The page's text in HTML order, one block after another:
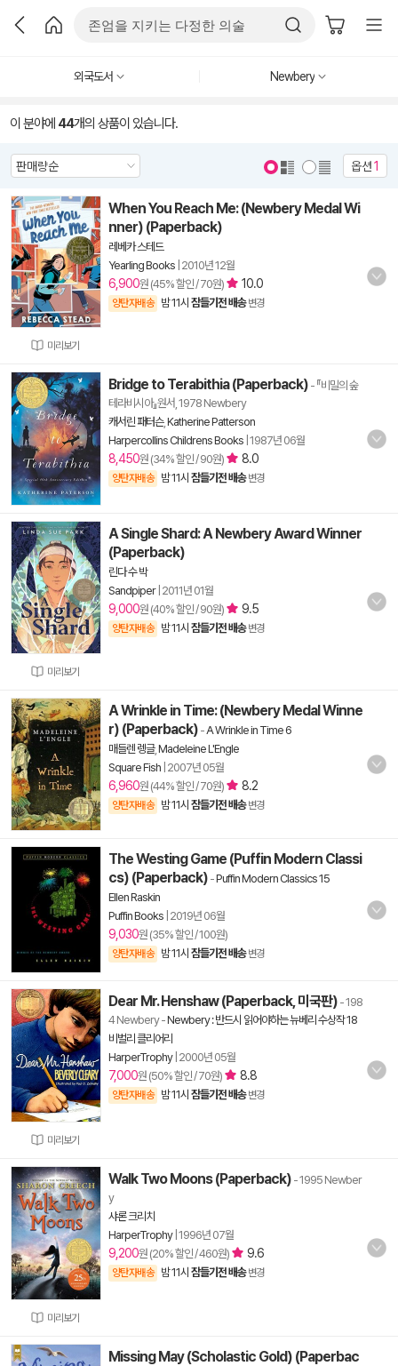
외국도서 Newbery
이 분야에 44개의 상품이 있습니다.
옵션1
미리보기
When You Reach Me: (Newbery Medal Wi
nner) (Paperback)
레베카 스테드
Yearling Books 2010년 12월
6,900원 (45% 할인 / 70원) 10.0
양탄자배송 밤 11시 잠들기전 배송 변경
Bridge to Terabithia (Paperback) - 『비밀의 숲
테라비시아』원서, 1978 Newbery
캐서린 패터슨, Katherine Patterson
Harpercollins Childrens Books 1987년 06월
8,450원 (34% 할인 / 90원) 8.0
양탄자배송 밤 11시 잠들기전 배송 변경
미리보기
A Single Shard: A Newbery Award Winner
(Paperback)
린다 수 박
Sandpiper| 2011년 01월
9,000원 (40% 할인 / 90원) 9.5
양탄자배송 밤 11시 잠들기전 배송 변경
A Wrinkle in Time: (Newbery Medal Winne
r) (Paperback) -A Wrinkle in Time 6
매들렌 렝글, Madeleine L'Engle
Square Fish 2007년 05월
6,960원 (44% 할인 / 70원) 8.2
양탄자배송 밤 11시 잠들기전 배송 변경
The Westing Game (Puffin Modern Classi
cs) (Paperback) -Puffin Modern Classics 15
Ellen Raskin
Puffin Books 2019년 06월
9,030원 (35% 할인 / 100원)
양탄자배송 밤 11시 잠들기전 배송 변경
미리보기
Dear Mr. Henshaw (Paperback, 미국판) - 198
4 Newbery-Newbery : 반드시 읽어야하는 뉴베리 수상작 18
비벌리 클리어리
HarperTrophy| 2000년 05월
7,000원 (50% 할인 / 70원) 8.8
양탄자배송 밤 11시 잠들기전 배송 변경
미리보기
Walk Two Moons (Paperback) - 1995 Newber
y
샤론 크리치
HarperTrophy| 1996년 07월
9,200원 (20% 할인 / 460원) 9.6
양탄자배송 밤 11시 잠들기전 배송 변경
Missing May (Scholastic Gold) (Paperbac